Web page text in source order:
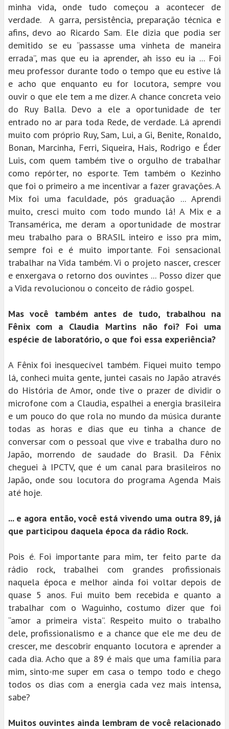
minha vida, onde tudo começou a acontecer de
verdade. A garra, persistência, preparação técnica e
afins, devo ao Ricardo Sam. Ele dizia que podia ser
demitido se eu “passasse uma vinheta de maneira
errada”, mas que eu ia aprender, ah isso eu ia ... Foi
meu professor durante todo o tempo que eu estive lá
e acho que enquanto eu for locutora, sempre vou
ouvir o que ele tem a me dizer. A chance concreta veio
do Ruy Balla. Devo a ele a oportunidade de ter
entrado no ar para toda Rede, de verdade. Lá aprendi
muito com próprio Ruy, Sam, Lui, a Gi, Benite, Ronaldo,
Bonan, Marcinha, Ferri, Siqueira, Hais, Rodrigo e Éder
Luis, com quem também tive o orgulho de trabalhar
como repórter, no esporte. Tem também o Kezinho
que foi o primeiro a me incentivar a fazer gravações. A
Mix foi uma faculdade, pós graduação ... Aprendi
muito, cresci muito com todo mundo lá! A Mix e a
Transamérica, me deram a oportunidade de mostrar
meu trabalho para o BRASIL inteiro e isso pra mim,
sempre foi e é muito importante. Foi sensacional
trabalhar na Vida também. Vi o projeto nascer, crescer
e enxergava o retorno dos ouvintes ... Posso dizer que
a Vida revolucionou o conceito de rádio gospel.
Mas você também antes de tudo, trabalhou na
Fênix com a Claudia Martins não foi? Foi uma
espécie de laboratório, o que foi essa experiência?
A Fênix foi inesquecível também. Fiquei muito tempo
lá, conheci muita gente, juntei casais no Japão através
do História de Amor, onde tive o prazer de dividir o
microfone com a Claudia, espalhei a energia brasileira
e um pouco do que rola no mundo da música durante
todas as horas e dias que eu tinha a chance de
conversar com o pessoal que vive e trabalha duro no
Japão, morrendo de saudade do Brasil. Da Fênix
cheguei à IPCTV, que é um canal para brasileiros no
Japão, onde sou locutora do programa Agenda Mais
até hoje.
... e agora então, você está vivendo uma outra 89, já
que participou daquela época da rádio Rock.
Pois é. Foi importante para mim, ter feito parte da
rádio rock, trabalhei com grandes profissionais
naquela época e melhor ainda foi voltar depois de
quase 5 anos. Fui muito bem recebida e quanto a
trabalhar com o Waguinho, costumo dizer que foi
“amor a primeira vista”. Respeito muito o trabalho
dele, profissionalismo e a chance que ele me deu de
crescer, me descobrir enquanto locutora e aprender a
cada dia. Acho que a 89 é mais que uma família para
mim, sinto-me super em casa o tempo todo e chego
todos os dias com a energia cada vez mais intensa,
sabe?
Muitos ouvintes ainda lembram de você relacionado